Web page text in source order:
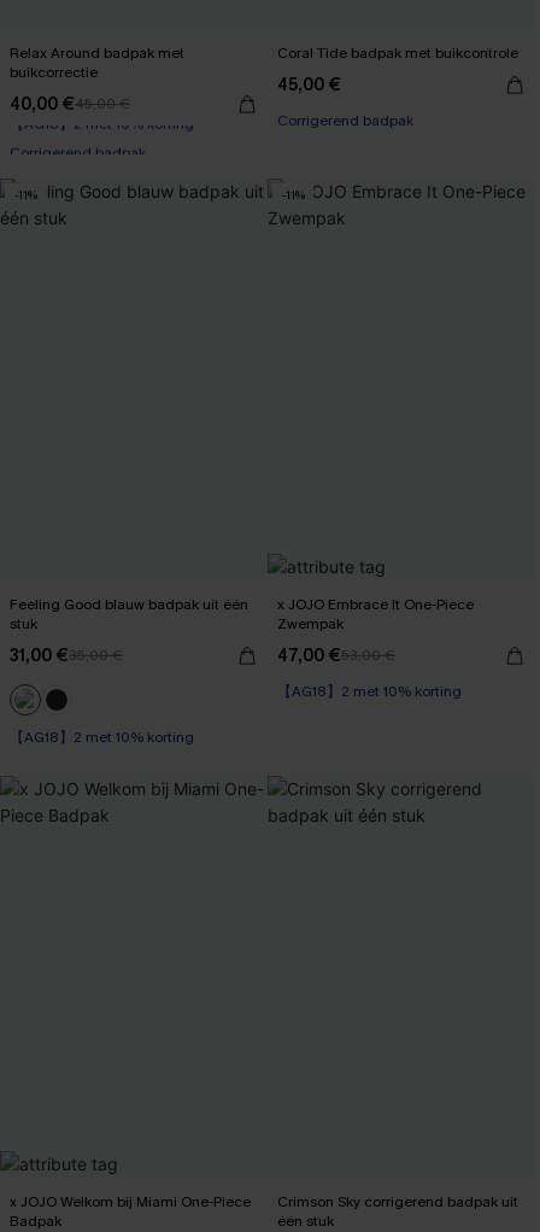
Relax Around badpak met
buikcorrectie
40,00 €45,00 €
【AG18】2 met 10% korting
Coral Tide badpak met buikcontrole
45,00 €
Corrigerend badpak
-11%
Feeling Good blauw badpak uit één
stuk
31,00 €35,00 €
【AG18】2 met 10% korting
-11%
x JOJO Embrace It One-Piece
Zwempak
47,00 €53,00 €
【AG18】2 met 10% korting
x JOJO Welkom bij Miami One-Piece
Badpak
Crimson Sky corrigerend badpak uit
één stuk